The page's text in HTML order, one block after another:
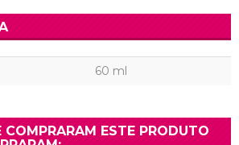
60 ml
COMPRARAM ESTE PRODUTO